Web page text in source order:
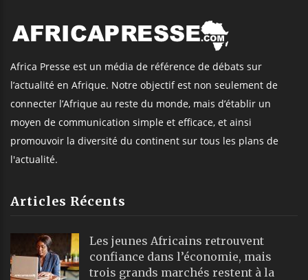
Africa Presse est un média de référence de débats sur
l’actualité en Afrique. Notre objectif est non seulement de
connecter l’Afrique au reste du monde, mais d’établir un
moyen de communication simple et efficace, et ainsi
promouvoir la diversité du continent sur tous les plans de
l'actualité.
Articles Récents
Les jeunes Africains retrouvent
confiance dans l’économie, mais
trois grands marchés restent à la